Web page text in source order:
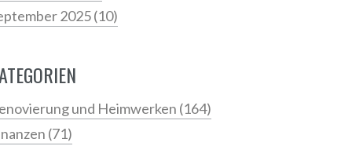
2025(10)
und Heimwerken (164)
(71)